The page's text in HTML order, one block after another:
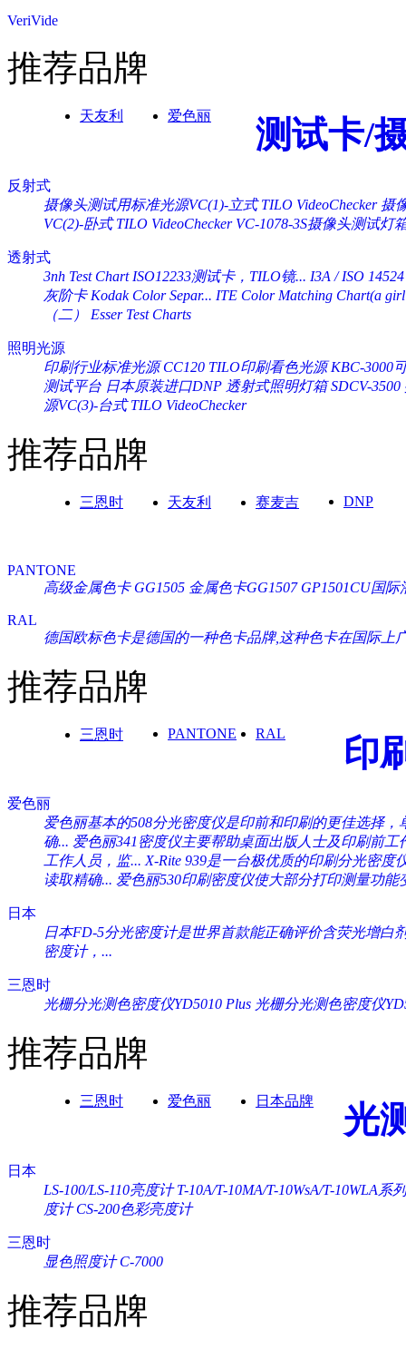
VeriVide
推荐品牌
天友利 爱色丽 测试卡/
反射式
摄像头测试用标准光源VC(1)-立式 TILO VideoChecker 摄
VC(2)-卧式 TILO VideoChecker VC-1078-3S摄像头测试灯
透射式
3nh Test Chart ISO12233测试卡，TILO镜... I3A / ISO
灰阶卡 Kodak Color Separ... ITE Color Matching Chart(a
（二） Esser Test Charts
照明光源
印刷行业标准光源 CC120 TILO印刷看色光源 KBC-3000
测试平台 日本原装进口DNP 透射式照明灯箱 SDCV-3500
源VC(3)-台式 TILO VideoChecker
推荐品牌
三恩时 天友利 赛麦吉 DNP
PANTONE
高级金属色卡 GG1505 金属色卡GG1507 GP1501CU国
RAL
德国欧标色卡是德国的一种色卡品牌,这种色卡在国际上
推荐品牌
三恩时 PANTONE RAL 印
爱色丽
爱色丽基本的508分光密度仪是印前和印刷的更佳选择，
确... 爱色丽341密度仪主要帮助桌面出版人士及印刷前工
工作人员，监... X-Rite 939是一台极优质的印刷分光密度
读取精确... 爱色丽530印刷密度仪使大部分打印测量功能
日本
日本FD-5分光密度计是世界首款能正确评价含荧光增白
密度计，...
三恩时
光栅分光测色密度仪YD5010 Plus 光栅分光测色密度仪
推荐品牌
三恩时 爱色丽 日本品牌 光
日本
LS-100/LS-110亮度计 T-10A/T-10MA/T-10WsA/T-10WLA系
度计 CS-200色彩亮度计
三恩时
显色照度计 C-7000
推荐品牌